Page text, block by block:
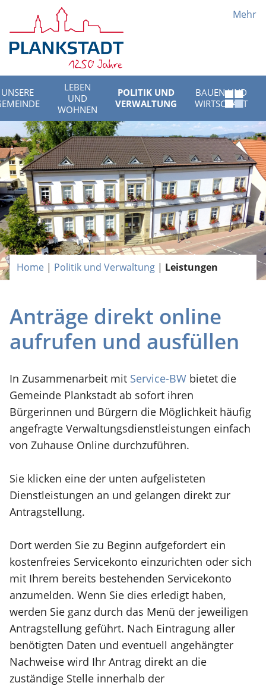
Mehr
UNSERE
LEBEN
UND
WOHNEN
POLITIK UND
VERWALTUNG
BAUEN UND
WIRTSCHAFT
Menü
öffnen
Home | Politik und Verwaltung | Leistungen
Anträge direkt online
aufrufen und ausfüllen
In Zusammenarbeit mit Service-BW bietet die
Gemeinde Plankstadt ab sofort ihren
Bürgerinnen und Bürgern die Möglichkeit häufig
angefragte Verwaltungsdienstleistungen einfach
von Zuhause Online durchzuführen.
Sie klicken eine der unten aufgelisteten
Dienstleistungen an und gelangen direkt zur
Antragstellung.
Dort werden Sie zu Beginn aufgefordert ein
kostenfreies Servicekonto einzurichten oder sich
mit Ihrem bereits bestehenden Servicekonto
anzumelden. Wenn Sie dies erledigt haben,
werden Sie ganz durch das Menü der jeweiligen
Antragstellung geführt. Nach Eintragung aller
benötigten Daten und eventuell angehängter
Nachweise wird Ihr Antrag direkt an die
zuständige Stelle innerhalb der